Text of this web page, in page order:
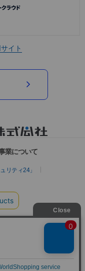
イト
業について
リティ24」
エラエ）